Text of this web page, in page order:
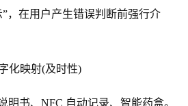
，在用户产生错误判断前强行介
映射(及时性)
书、NFC 自动记录、智能药盒。